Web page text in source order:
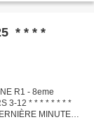
2025 * * * *
R1 - 8eme
3-12 * * * * * * * *
MINUTE